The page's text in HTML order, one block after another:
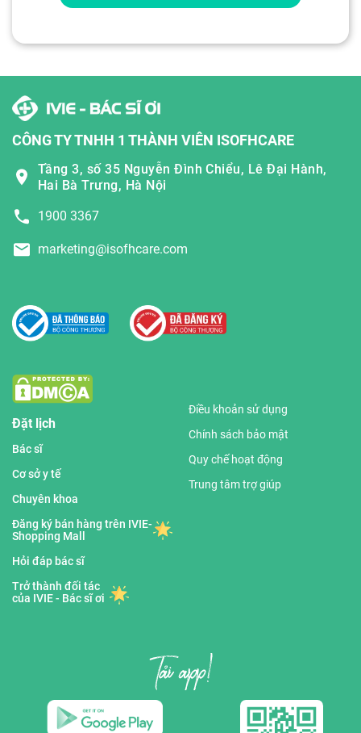
CÔNG TY TNHH 1 THÀNH VIÊN ISOFHCARE
Tầng 3, số 35 Nguyễn Đình Chiểu, Lê Đại Hành,
Hai Bà Trưng, Hà Nội
1900 3367
marketing@isofhcare.com
Đặt lịch
Bác sĩ
Cơ sở y tế
Chuyên khoa
Đăng ký bán hàng trên IVIE-
Shopping Mall
Hỏi đáp bác sĩ
Trở thành đối tác
của IVIE - Bác sĩ ơi
Điều khoản sử dụng
Chính sách bảo mật
Quy chế hoạt động
Trung tâm trợ giúp